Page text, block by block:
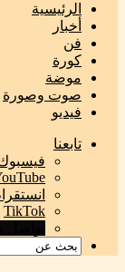
الرئيسية
أخبار
فن
كورة
موضة
صوت وصورة
فيديو
تابعنا
‫TikTok